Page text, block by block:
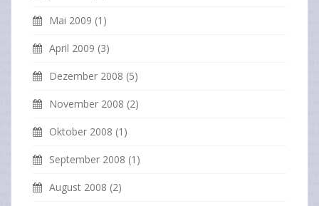
Mai 2009 (1)
April 2009 (3)
Dezember 2008 (5)
November 2008 (2)
Oktober 2008 (1)
September 2008 (1)
August 2008 (2)